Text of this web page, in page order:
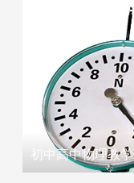
初中高中物理教